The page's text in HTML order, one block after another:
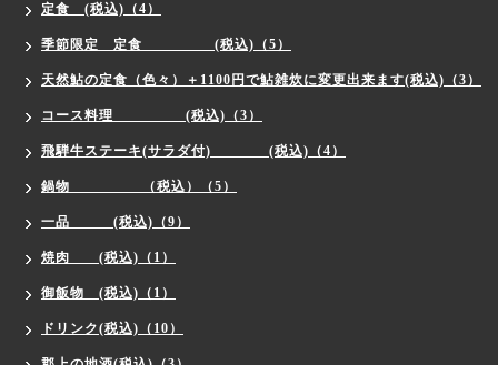
定食 (税込)（4）
季節限定 定食 (税込)（5）
天然鮎の定食（色々）＋1100円で鮎雑炊に変更出来ます(税込)（3）
コース料理 (税込)（3）
飛騨牛ステーキ(サラダ付) (税込)（4）
鍋物 （税込）（5）
一品 (税込)（9）
焼肉 (税込)（1）
御飯物 (税込)（1）
ドリンク(税込)（10）